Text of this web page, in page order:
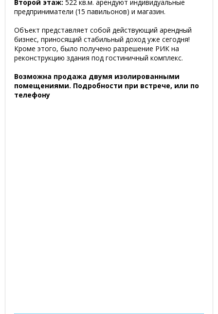
Второй этаж: 522 кв.м. арендуют индивидуальные
предприниматели (15 павильонов) и магазин.
Объект представляет собой действующий арендный
бизнес, приносящий стабильный доход уже сегодня!
Кроме этого, было получено разрешение РИК на
реконструкцию здания под гостиничный комплекс.
Возможна продажа двумя изолированными
помещениями. Подробности при встрече, или по
телефону